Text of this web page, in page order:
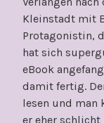
Kleinstadt mit
Protagonistin,
hat sich
eBook
damit fertig.
lesen und
er eher